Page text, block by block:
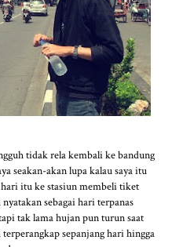
tidak rela kembali ke bandung
seakan-akan lupa kalau saya itu
itu ke stasiun membeli tiket
sebagai hari terpanas
tak lama hujan pun turun saat
sepanjang hari hingga